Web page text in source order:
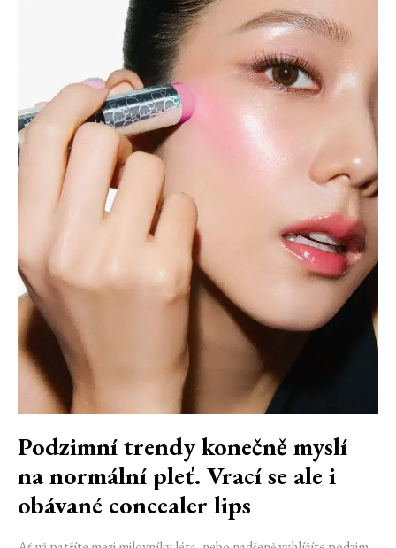
Podzimní trendy konečně myslí
na normální pleť. Vrací se ale i
obávané concealer lips